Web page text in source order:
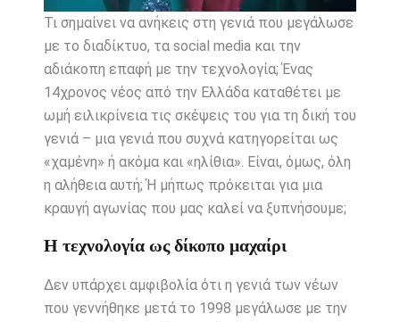
Τι σημαίνει να ανήκεις στη γενιά που μεγάλωσε
με το διαδίκτυο, τα social media και την
αδιάκοπη επαφή με την τεχνολογία; Ένας
14χρονος νέος από την Ελλάδα καταθέτει με
ωμή ειλικρίνεια τις σκέψεις του για τη δική του
γενιά – μια γενιά που συχνά κατηγορείται ως
«χαμένη» ή ακόμα και «ηλίθια». Είναι, όμως, όλη
η αλήθεια αυτή; Ή μήπως πρόκειται για μια
κραυγή αγωνίας που μας καλεί να ξυπνήσουμε;
Η τεχνολογία ως δίκοπο μαχαίρι
Δεν υπάρχει αμφιβολία ότι η γενιά των νέων
που γεννήθηκε μετά το 1998 μεγάλωσε με την